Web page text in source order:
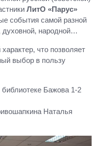
ЛитО «Парус»
события самой разной
духовной, народной…
что позволяет
выбор в пользу
Бажова 1-2
Наталья